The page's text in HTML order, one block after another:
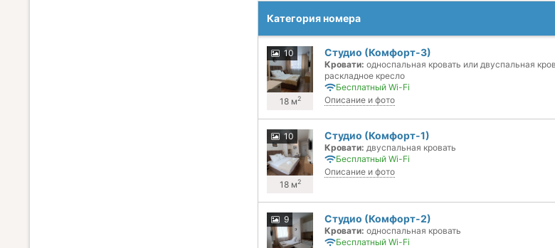
Категория номера
10
18 м2
Студио (Комфорт-3)
Кровати: односпальная кровать или двуспальная
раскладное кресло
Бесплатный Wi-Fi
Описание и фото
10
18 м2
Студио (Комфорт-1)
Кровати: двуспальная кровать
Бесплатный Wi-Fi
Описание и фото
9 Студио (Комфорт-2)
Кровати: односпальная кровать
Бесплатный Wi-Fi